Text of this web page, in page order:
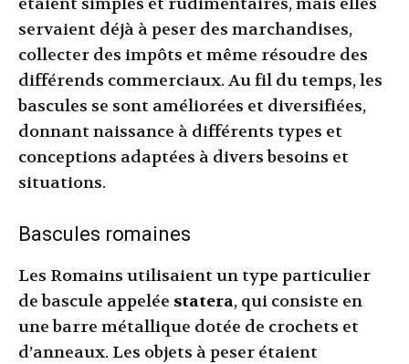
servaient déjà à peser des marchandises,
collecter des impôts et même résoudre des
différends commerciaux. Au fil du temps, les
bascules se sont améliorées et diversifiées,
donnant naissance à différents types et
conceptions adaptées à divers besoins et
situations.
Bascules romaines
Les Romains utilisaient un type particulier
de bascule appelée statera, qui consiste en
une barre métallique dotée de crochets et
d’anneaux. Les objets à peser étaient